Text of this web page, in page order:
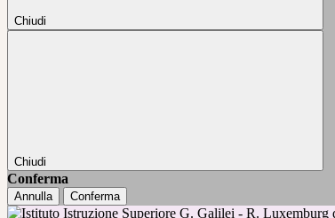
Chiudi
Chiudi
Conferma
Annulla Conferma